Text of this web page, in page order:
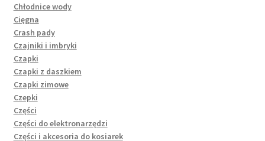
Chłodnice wody
Cięgna
Crash pady
Czajniki i imbryki
Czapki
Czapki z daszkiem
Czapki zimowe
Czepki
Części
Części do elektronarzędzi
Części i akcesoria do kosiarek